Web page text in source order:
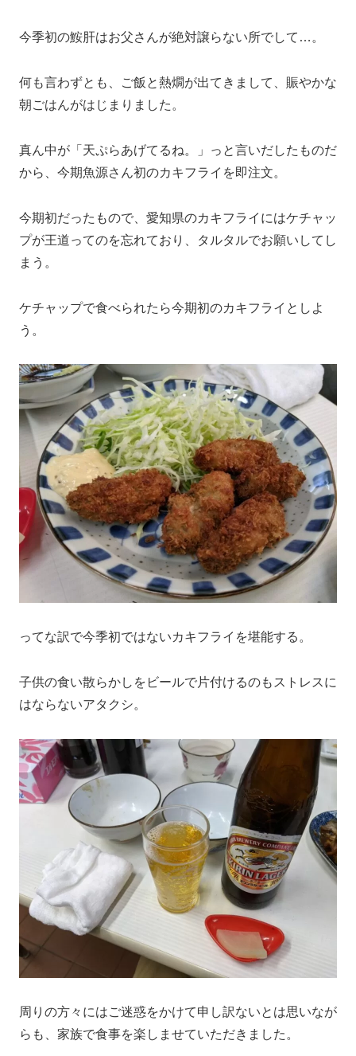
今季初の鮟肝はお父さんが絶対譲らない所でして…。
何も言わずとも、ご飯と熱燗が出てきまして、賑やかな
朝ごはんがはじまりました。
真ん中が「天ぷらあげてるね。」っと言いだしたものだ
から、今期魚源さん初のカキフライを即注文。
今期初だったもので、愛知県のカキフライにはケチャッ
プが王道ってのを忘れており、タルタルでお願いしてし
まう。
ケチャップで食べられたら今期初のカキフライとしよ
う。
ってな訳で今季初ではないカキフライを堪能する。
子供の食い散らかしをビールで片付けるのもストレスに
はならないアタクシ。
周りの方々にはご迷惑をかけて申し訳ないとは思いなが
らも、家族で食事を楽しませていただきました。